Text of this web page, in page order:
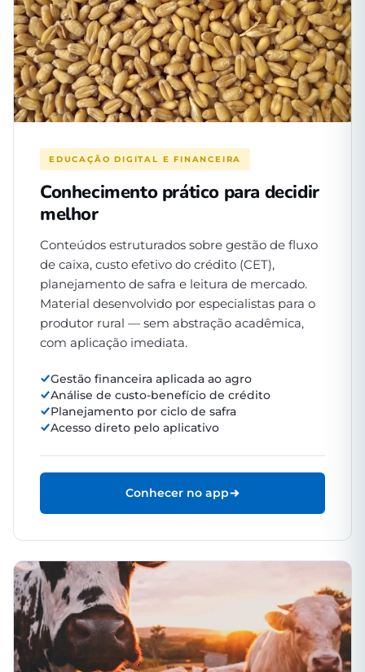
EDUCAÇÃO DIGITAL E FINANCEIRA
Conhecimento prático para decidir
melhor
Conteúdos estruturados sobre gestão de fluxo
de caixa, custo efetivo do crédito (CET),
planejamento de safra e leitura de mercado.
Material desenvolvido por especialistas para o
produtor rural — sem abstração acadêmica,
com aplicação imediata.
Gestão financeira aplicada ao agro
Análise de custo-benefício de crédito
Planejamento por ciclo de safra
Acesso direto pelo aplicativo
Conhecer no app